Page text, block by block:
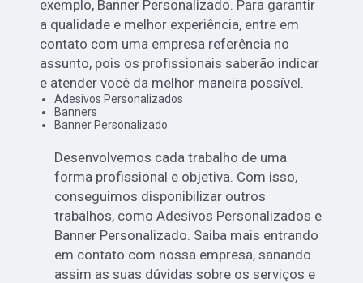
exemplo, Banner Personalizado. Para garantir
a qualidade e melhor experiência, entre em
contato com uma empresa referência no
assunto, pois os profissionais saberão indicar
e atender você da melhor maneira possível.
Adesivos Personalizados
Banners
Banner Personalizado
Desenvolvemos cada trabalho de uma
forma profissional e objetiva. Com isso,
conseguimos disponibilizar outros
trabalhos, como Adesivos Personalizados e
Banner Personalizado. Saiba mais entrando
em contato com nossa empresa, sanando
assim as suas dúvidas sobre os serviços e